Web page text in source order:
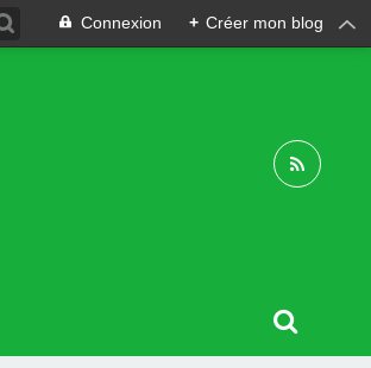
Connexion + Créer mon blog